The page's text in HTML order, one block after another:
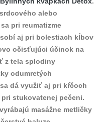
alebo
pri reumatizme
aj pri bolestiach kĺbov
očisťujúci účinok na
z tela splodiny
odumretých
dá využiť aj pri kŕčoch
stukovatenej pečeni.
masážne metličky